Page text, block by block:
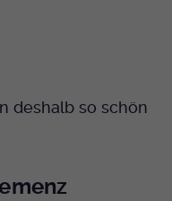
deshalb so schön